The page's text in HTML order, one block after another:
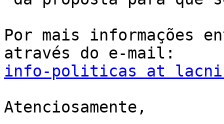
Por mais informações
info-politicas at
Atenciosamente,